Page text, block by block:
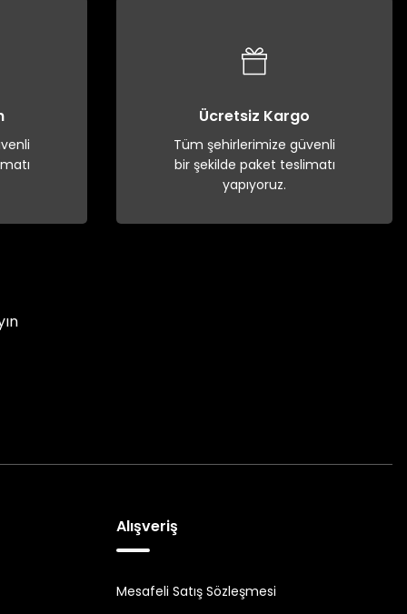
Ücretsiz Kargo
Tüm şehirlerimize güvenli
bir şekilde paket teslimatı
yapıyoruz.
Alışveriş
Mesafeli Satış Sözleşmesi